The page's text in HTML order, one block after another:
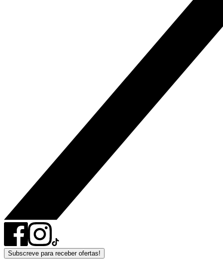
Subscreve para receber ofertas!